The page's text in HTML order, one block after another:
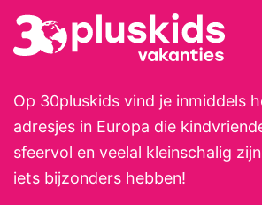
Op 30pluskids vind je inmiddels
adresjes in Europa die
sfeervol en veelal kleinschalig
iets bijzonders hebben!